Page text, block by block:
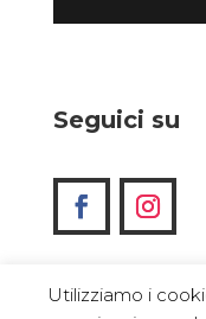
Seguici su
Utilizziamo i